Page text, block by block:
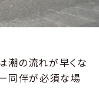
潮の流れが早くな
ー同伴が必須な場